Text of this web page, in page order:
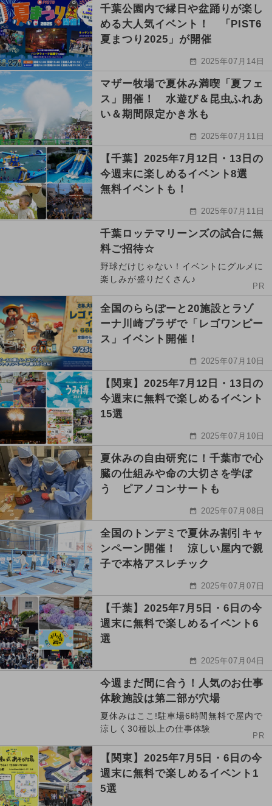
千葉公園内で縁日や盆踊りが楽し
める大人気イベント！ 「PIST6
夏まつり2025」が開催
2025年07月14日
マザー牧場で夏休み満喫「夏フェ
ス」開催！ 水遊び＆昆虫ふれあ
い＆期間限定かき氷も
2025年07月11日
【千葉】2025年7月12日・13日の
今週末に楽しめるイベント8選
無料イベントも！
2025年07月11日
千葉ロッテマリーンズの試合に無
料ご招待☆
野球だけじゃない！イベントにグルメに
楽しみが盛りだくさん♪
PR
全国のららぽーと20施設とラゾ
ーナ川崎プラザで「レゴワンピー
ス」イベント開催！
2025年07月10日
【関東】2025年7月12日・13日の
今週末に無料で楽しめるイベント
15選
2025年07月10日
夏休みの自由研究に！千葉市で心
臓の仕組みや命の大切さを学ぼ
う ピアノコンサートも
2025年07月08日
全国のトンデミで夏休み割引キャ
ンペーン開催！ 涼しい屋内で親
子で本格アスレチック
2025年07月07日
【千葉】2025年7月5日・6日の今
週末に無料で楽しめるイベント6
選
2025年07月04日
今週まだ間に合う！人気のお仕事
体験施設は第二部が穴場
夏休みはここ!駐車場6時間無料で屋内で
涼しく30種以上の仕事体験
PR
【関東】2025年7月5日・6日の今
週末に無料で楽しめるイベント1
5選